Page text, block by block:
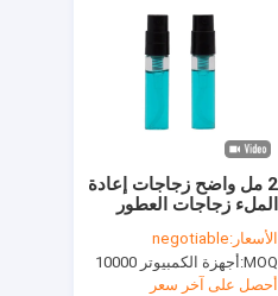
2 مل واضح زجاجات إعادة
الملء زجاجات العطور
البخاخة
الأسعار:negotiable
MOQ: أجهزة الكمبيوتر 10000
أحصل على آخر سعر